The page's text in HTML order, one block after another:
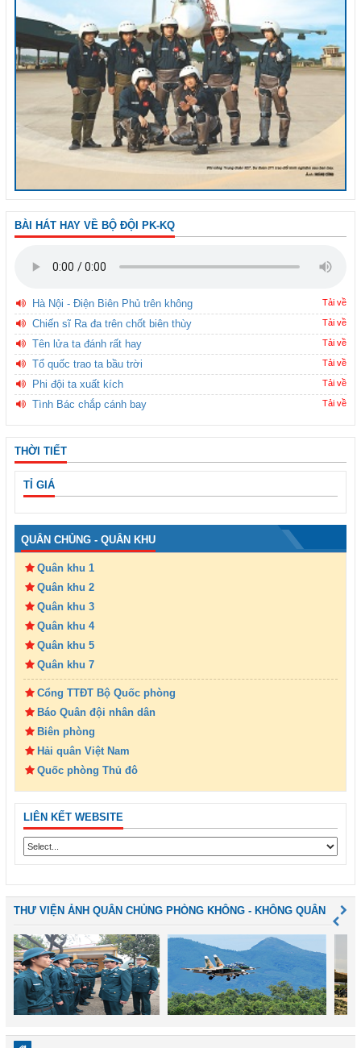
BÀI HÁT HAY VỀ BỘ ĐỘI PK-KQ
Hà Nội - Điện Biên Phủ trên không Tải về
Chiến sĩ Ra đa trên chốt biên thùy Tải về
Tên lửa ta đánh rất hay Tải về
Tổ quốc trao ta bầu trời Tải về
Phi đội ta xuất kích Tải về
Tình Bác chắp cánh bay Tải về
THỜI TIẾT
TỈ GIÁ
QUÂN CHỦNG - QUÂN KHU
Quân khu 1
Quân khu 2
Quân khu 3
Quân khu 4
Quân khu 5
Quân khu 7
Cổng TTĐT Bộ Quốc phòng
Báo Quân đội nhân dân
Biên phòng
Hải quân Việt Nam
Quốc phòng Thủ đô
LIÊN KẾT WEBSITE
THƯ VIỆN ẢNH QUÂN CHỦNG PHÒNG KHÔNG - KHÔNG QUÂN